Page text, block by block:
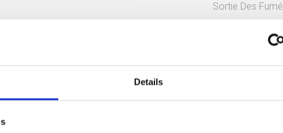
Details
Sortie Des
Niveau Bruit
83 %